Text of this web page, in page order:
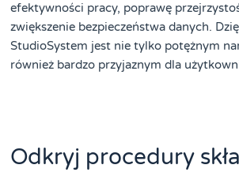
efektywności pracy, poprawę
zwiększenie bezpieczeństwa danych.
StudioSystem jest nie tylko potężnym
również bardzo przyjaznym dla
Odkryj procedury